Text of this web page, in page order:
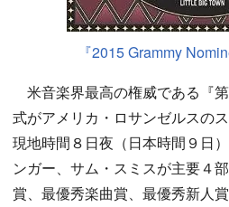
『2015 Grammy
米音楽界最高の権威である『
式がアメリカ・ロサンゼルスの
現地時間８日夜（日本時間９日
ンガー、サム・スミスが主要４
賞、最優秀楽曲賞、最優秀新人